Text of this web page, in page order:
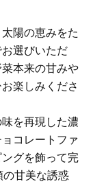
陽の恵みをた
選びいただ
本来の甘みや
楽しみくださ
を再現した濃
コレートファ
グを飾って完
の甘美な誘惑